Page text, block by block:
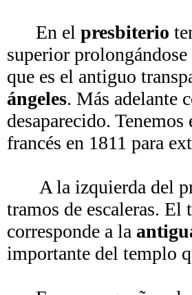
En el presbiterio
superior
que es el antiguo
ángeles. Más adelante
desaparecido.
francés en 1811 para
A la izquierda del
tramos de escaleras. El
corresponde a la
importante del templo